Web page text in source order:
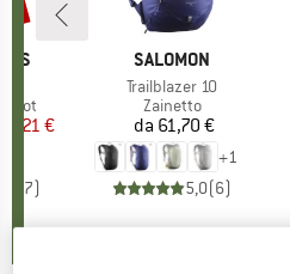
ridotto
€
7)
MARCHIO
SALOMON
Articolo
Trailblazer 10
Gruppo di prodotti
Zainetto
Prezzo
da 61,70 €
+1
5,0(6)